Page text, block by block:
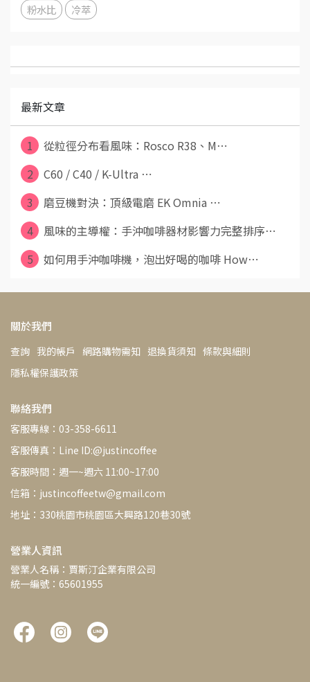
粉水比
冷萃
最新文章
1
從粒徑分布看風味：Rosco R38、M⋯
2
C60 / C40 / K-Ultra ⋯
3
磨豆機對決：頂級電磨 EK Omnia ⋯
4
風味的主導權：手沖咖啡器材影響力完整排序⋯
5
如何用手沖咖啡機，泡出好喝的咖啡 How⋯
關於我們
查詢 我的帳戶 網路購物需知 退換貨須知 條款與細則
隱私權保護政策
聯絡我們
客服專線：03-358-6611
客服傳真：Line ID:@justincoffee
客服時間：週一~週六 11:00~17:00
信箱：justincoffeetw@gmail.com
地址：330桃園市桃園區大興路120巷30號
營業人資訊
營業人名稱：賈斯汀企業有限公司
統一編號：65601955